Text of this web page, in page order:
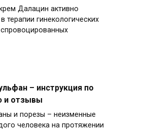
Далацин активно
терапии гинекологических
– инструкция по
и отзывы
и порезы – неизменные
человека на протяжении